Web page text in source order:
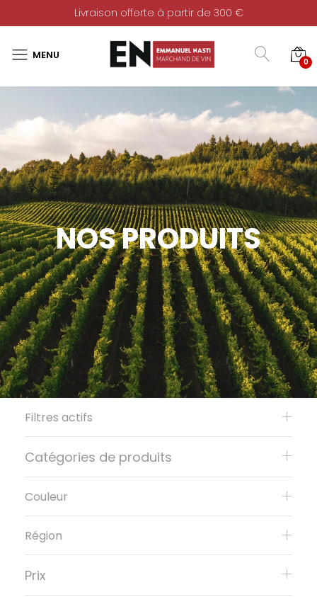
Livraison offerte à partir de 300 €
0
NOS PRODUITS
Filtres actifs
Catégories de produits
Couleur
Région
Prix